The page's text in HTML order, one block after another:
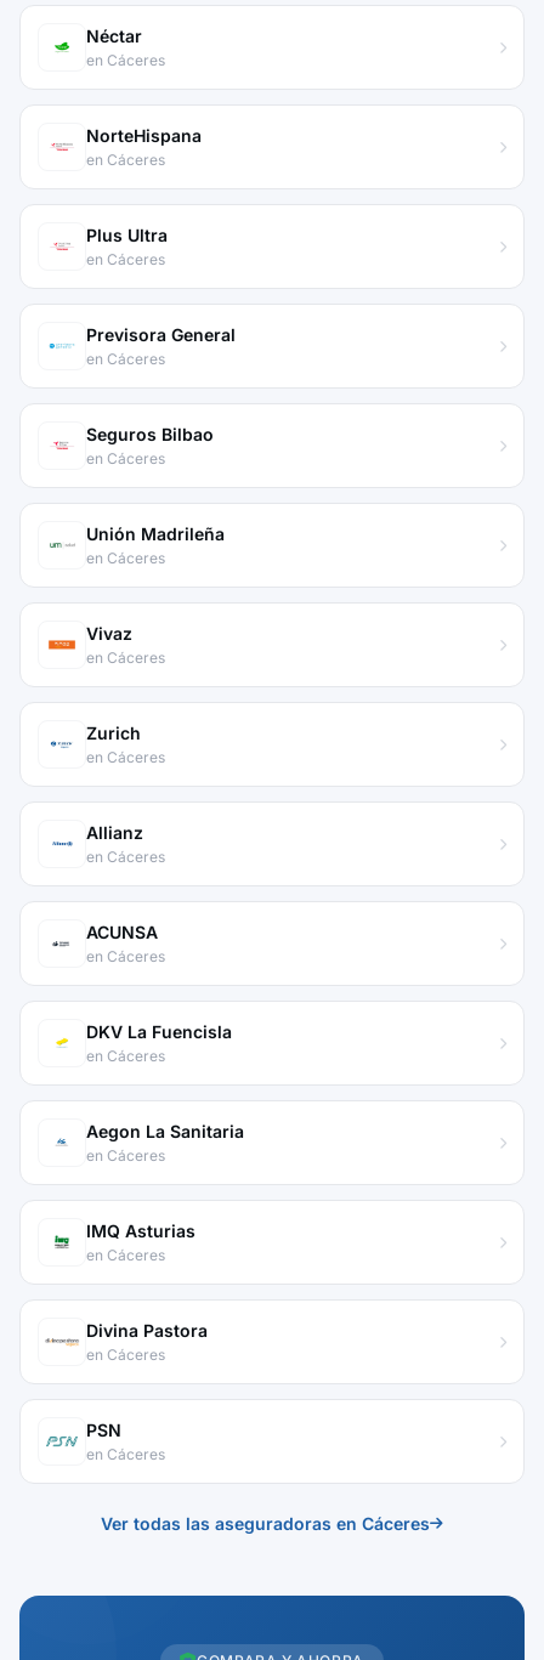
Néctar
en Cáceres
NorteHispana
en Cáceres
Plus Ultra
en Cáceres
Previsora General
en Cáceres
Seguros Bilbao
en Cáceres
Unión Madrileña
en Cáceres
Vivaz
en Cáceres
Zurich
en Cáceres
Allianz
en Cáceres
ACUNSA
en Cáceres
DKV La Fuencisla
en Cáceres
Aegon La Sanitaria
en Cáceres
IMQ Asturias
en Cáceres
Divina Pastora
en Cáceres
PSN
en Cáceres
Ver todas las aseguradoras en Cáceres